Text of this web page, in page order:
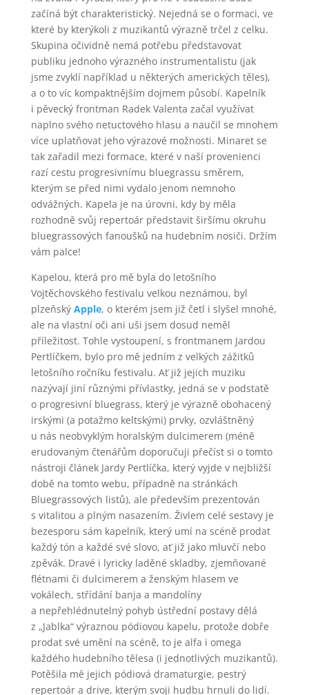
začíná být charakteristický. Nejedná se o formaci, ve
které by kterýkoli z muzikantů výrazně trčel z celku.
Skupina očividně nemá potřebu představovat
publiku jednoho výrazného instrumentalistu (jak
jsme zvyklí například u některých amerických těles),
a o to víc kompaktnějším dojmem působí. Kapelník
i pěvecký frontman Radek Valenta začal využívat
naplno svého netuctového hlasu a naučil se mnohem
více uplatňovat jeho výrazové možnosti. Minaret se
tak zařadil mezi formace, které v naší provenienci
razí cestu progresivnímu bluegrassu směrem,
kterým se před nimi vydalo jenom nemnoho
odvážných. Kapela je na úrovni, kdy by měla
rozhodně svůj repertoár představit širšímu okruhu
bluegrassových fanoušků na hudebním nosiči. Držím
vám palce!
Kapelou, která pro mě byla do letošního
Vojtěchovského festivalu velkou neznámou, byl
plzeňský Apple, o kterém jsem již četl i slyšel mnohé,
ale na vlastní oči ani uši jsem dosud neměl
příležitost. Tohle vystoupení, s frontmanem Jardou
Pertlíčkem, bylo pro mě jedním z velkých zážitků
letošního ročníku festivalu. Ať již jejich muziku
nazývají jiní různými přívlastky, jedná se v podstatě
o progresivní bluegrass, který je výrazně obohacený
irskými (a potažmo keltskými) prvky, ozvláštněný
u nás neobvyklým horalským dulcimerem (méně
erudovaným čtenářům doporučuji přečíst si o tomto
nástroji článek Jardy Pertlíčka, který vyjde v nejbližší
době na tomto webu, případně na stránkách
Bluegrassových listů), ale především prezentován
s vitalitou a plným nasazením. Živlem celé sestavy je
bezesporu sám kapelník, který umí na scéně prodat
každý tón a každé své slovo, ať již jako mluvčí nebo
zpěvák. Dravé i lyricky laděné skladby, zjemňované
flétnami či dulcimerem a ženským hlasem ve
vokálech, střídání banja a mandolíny
a nepřehlédnutelný pohyb ústřední postavy dělá
z „Jablka“ výraznou pódiovou kapelu, protože dobře
prodat své umění na scéně, to je alfa i omega
každého hudebního tělesa (i jednotlivých muzikantů).
Potěšila mě jejich pódiová dramaturgie, pestrý
repertoár a drive, kterým svoji hudbu hrnuli do lidí.